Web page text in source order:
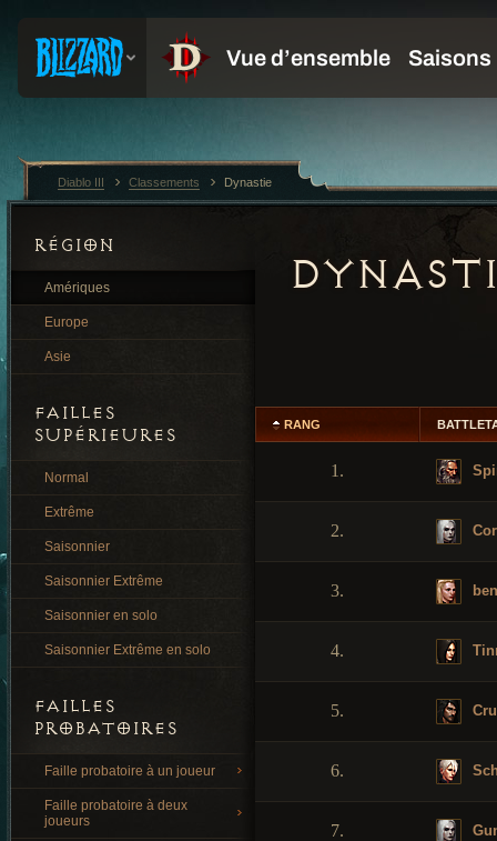
RÉGION
Amériques
Europe
Asie
FAILLES
SUPÉRIEURES
Normal
Extrême
Saisonnier
Saisonnier Extrême
Saisonnier en solo
Saisonnier Extrême en solo
FAILLES
PROBATOIRES
Faille probatoire à un joueur
Faille probatoire à deux
joueurs
RANG
1.
2.
3.
4.
5.
6.
7.
Diablo III Classements Dynastie